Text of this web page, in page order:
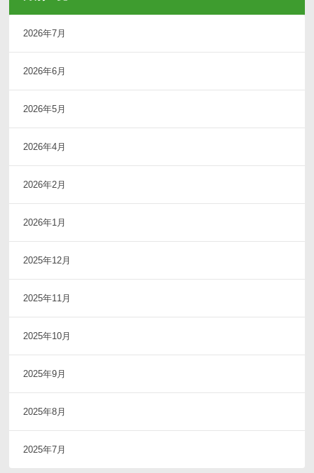
2026年7月
2026年6月
2026年5月
2026年4月
2026年2月
2026年1月
2025年12月
2025年11月
2025年10月
2025年9月
2025年8月
2025年7月